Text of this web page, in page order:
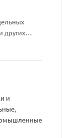
других
и